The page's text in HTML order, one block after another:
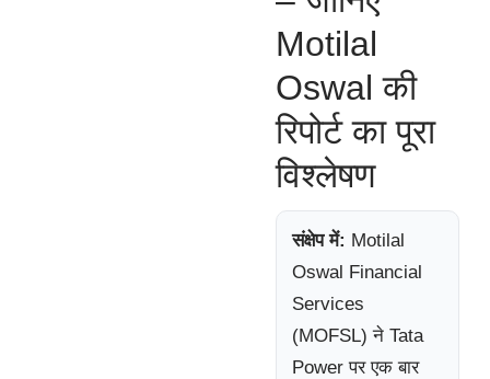
Motilal
Oswal की
रिपोर्ट का पूरा
विश्लेषण
संक्षेप में: Motilal
Oswal Financial
Services
(MOFSL) ने Tata
Power पर एक बार